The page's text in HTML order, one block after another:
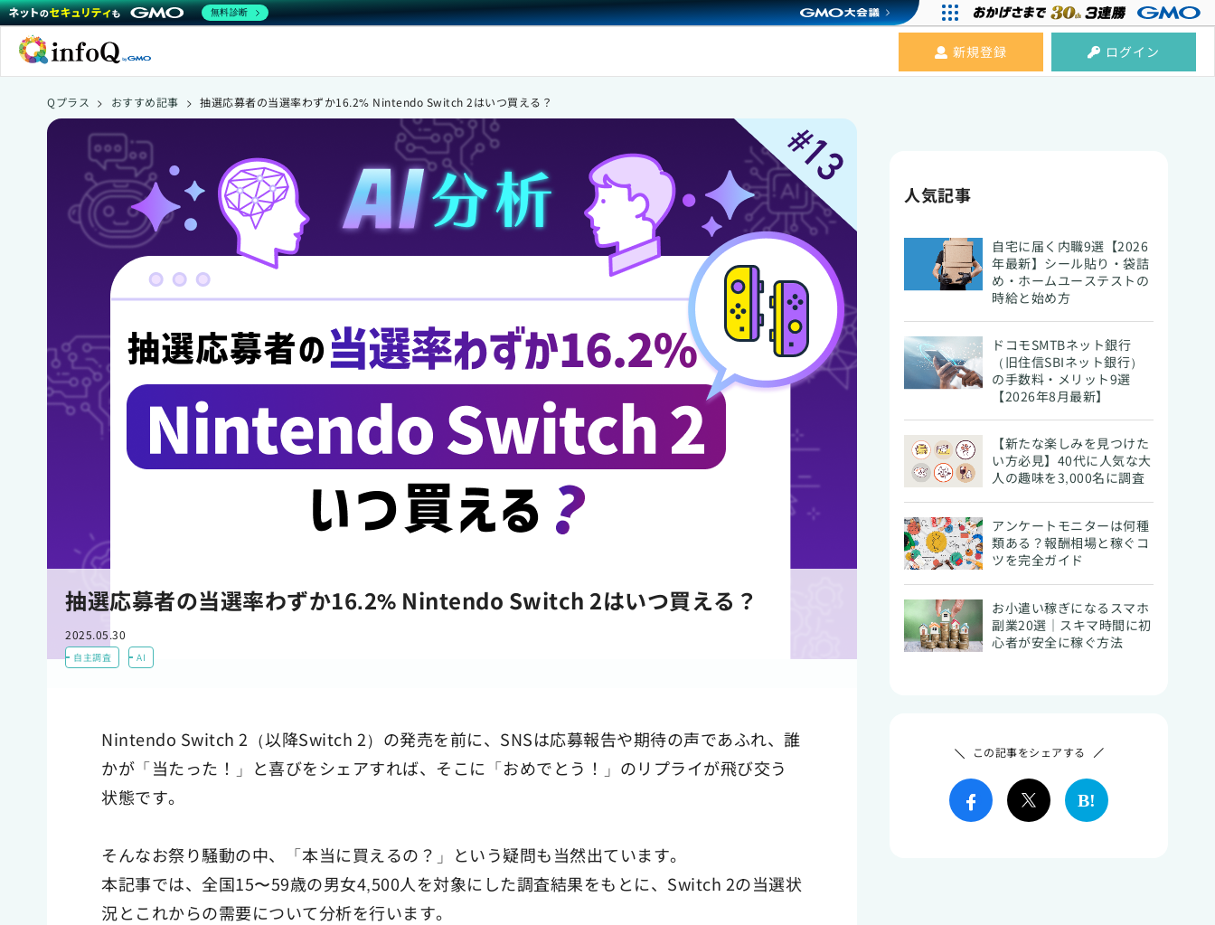
新規登録 ログイン
Qプラス > おすすめ記事 > 抽選応募者の当選率わずか16.2% Nintendo Switch 2はいつ買える？
抽選応募者の当選率わずか16.2% Nintendo Switch 2はいつ買える？
2025.05.30
自主調査 AI
Nintendo Switch 2（以降Switch 2）の発売を前に、SNSは応募報告や期待の声であふれ、誰
かが「当たった！」と喜びをシェアすれば、そこに「おめでとう！」のリプライが飛び交う
状態です。
そんなお祭り騒動の中、「本当に買えるの？」という疑問も当然出ています。
本記事では、全国15〜59歳の男女4,500人を対象にした調査結果をもとに、Switch 2の当選状
況とこれからの需要について分析を行います。
人気記事
自宅に届く内職9選【2026
年最新】シール貼り・袋詰
め・ホームユーステストの
時給と始め方
ドコモSMTBネット銀行
（旧住信SBIネット銀行）
の手数料・メリット9選
【2026年8月最新】
【新たな楽しみを見つけた
い方必見】40代に人気な大
人の趣味を3,000名に調査
アンケートモニターは何種
類ある？報酬相場と稼ぐコ
ツを完全ガイド
お小遣い稼ぎになるスマホ
副業20選｜スキマ時間に初
心者が安全に稼ぐ方法
この記事をシェアする
無料診断